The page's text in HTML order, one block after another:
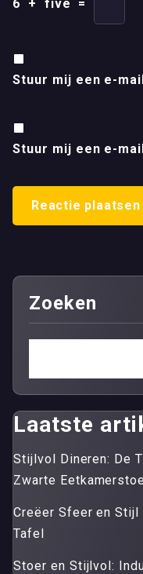
6 + five =
Stuur mij een e-
Stuur mij een e-
Zoeken
Laatste
Stijlvol Dineren: De
Zwarte
Creëer Sfeer en
Tafel
Stoer en Stijlvol: